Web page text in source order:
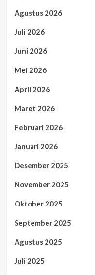
Agustus 2026
Juli 2026
Juni 2026
Mei 2026
April 2026
Maret 2026
Februari 2026
Januari 2026
Desember 2025
November 2025
Oktober 2025
September 2025
Agustus 2025
Juli 2025